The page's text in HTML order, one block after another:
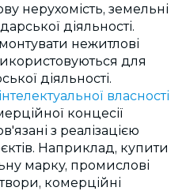
нерухомість, земельні
діяльності.
нежитлові
для
діяльності.
власності
концесії
з реалізацією
Наприклад, купити
марку, промислові
комерційні